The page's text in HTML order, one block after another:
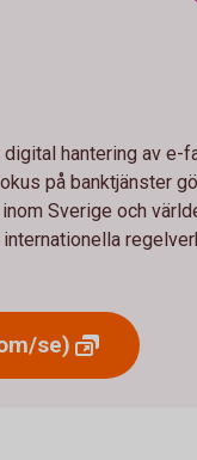
hantering av e-
på banktjänster
Sverige och
se)